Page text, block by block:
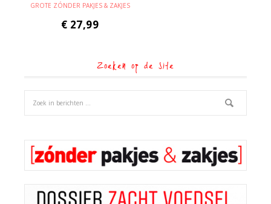
GROTE ZÓNDER PAKJES & ZAKJES
€ 27,99
Zoeken op de site